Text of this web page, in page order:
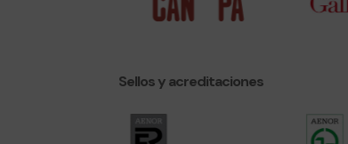
Sellos y acreditaciones